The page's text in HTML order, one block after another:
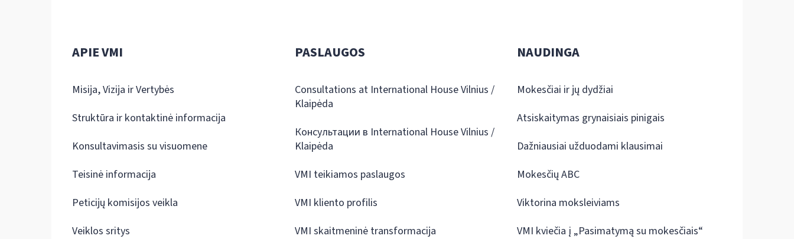
APIE VMI
Misija, Vizija ir Vertybės
Struktūra ir kontaktinė informacija
Konsultavimasis su visuomene
Teisinė informacija
Peticijų komisijos veikla
Veiklos sritys
PASLAUGOS
Consultations at International House Vilnius /
Klaipėda
Консультации в International House Vilnius /
Klaipėda
VMI teikiamos paslaugos
VMI kliento profilis
VMI skaitmeninė transformacija
NAUDINGA
Mokesčiai ir jų dydžiai
Atsiskaitymas grynaisiais pinigais
Dažniausiai užduodami klausimai
Mokesčių ABC
Viktorina moksleiviams
VMI kviečia į „Pasimatymą su mokesčiais“